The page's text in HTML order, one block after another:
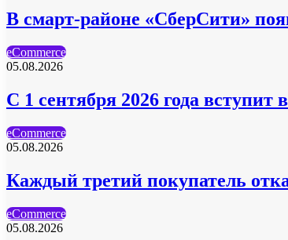
В смарт-районе «СберСити»
eCommerce
05.08.2026
С 1 сентября 2026 года
eCommerce
05.08.2026
Каждый третий покупатель
eCommerce
05.08.2026